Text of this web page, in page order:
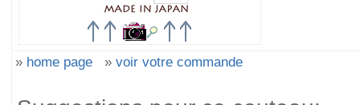
» home page » voir votre commande